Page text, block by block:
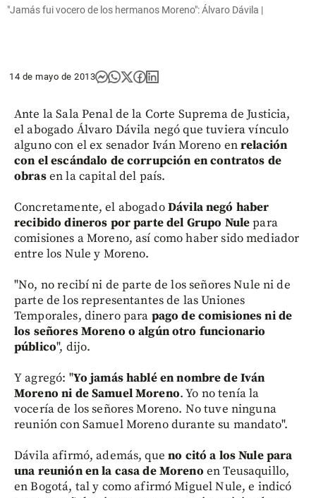
"Jamás fui vocero de los hermanos Moreno": Álvaro Dávila |
14 de mayo de 2013
Ante la Sala Penal de la Corte Suprema de Justicia,
el abogado Álvaro Dávila negó que tuviera vínculo
alguno con el ex senador Iván Moreno enrelación
con el escándalo de corrupción en contratos de
obrasen la capital del país.
Concretamente, el abogadoDávila negó haber
recibido dineros por parte del Grupo Nulepara
comisiones a Moreno, así como haber sido mediador
entre los Nule y Moreno.
"No, no recibí ni de parte de los señores Nule ni de
parte de los representantes de las Uniones
Temporales, dinero para pago de comisiones ni de
los señores Moreno o algún otro funcionario
público", dijo.
Y agregó: "Yo jamás hablé en nombre de Iván
Moreno ni de Samuel Moreno. Yo no tenía la
vocería de los señores Moreno. No tuve ninguna
reunión con Samuel Moreno durante su mandato".
Dávila afirmó, además, queno citó a los Nule para
una reunión en la casa de Moreno en Teusaquillo,
en Bogotá, tal y como afirmó Miguel Nule, e indicó